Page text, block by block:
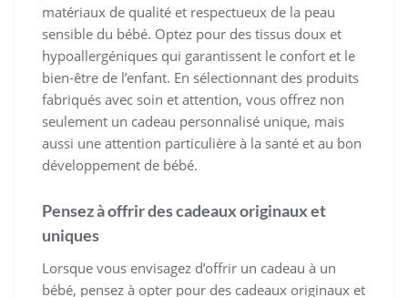
matériaux de qualité et respectueux de la peau
sensible du bébé. Optez pour des tissus doux et
hypoallergéniques qui garantissent le confort et le
bien-être de l’enfant. En sélectionnant des produits
fabriqués avec soin et attention, vous offrez non
seulement un cadeau personnalisé unique, mais
aussi une attention particulière à la santé et au bon
développement de bébé.
Pensez à offrir des cadeaux originaux et
uniques
Lorsque vous envisagez d’offrir un cadeau à un
bébé, pensez à opter pour des cadeaux originaux et